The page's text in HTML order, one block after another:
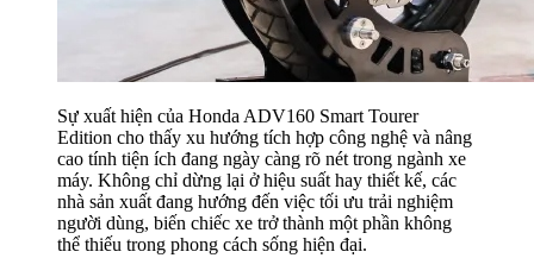
Sự xuất hiện của Honda ADV160 Smart Tourer
Edition cho thấy xu hướng tích hợp công nghệ và nâng
cao tính tiện ích đang ngày càng rõ nét trong ngành xe
máy. Không chỉ dừng lại ở hiệu suất hay thiết kế, các
nhà sản xuất đang hướng đến việc tối ưu trải nghiệm
người dùng, biến chiếc xe trở thành một phần không
thể thiếu trong phong cách sống hiện đại.